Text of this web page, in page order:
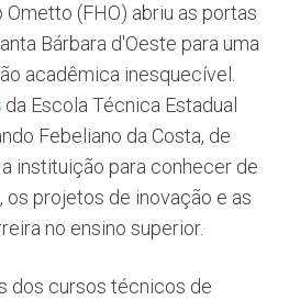
(FHO) abriu as portas
Bárbara d'Oeste para uma
acadêmica inesquecível.
da Escola Técnica Estadual
Febeliano da Costa, de
instituição para conhecer de
os projetos de inovação e as
no ensino superior.
dos cursos técnicos de